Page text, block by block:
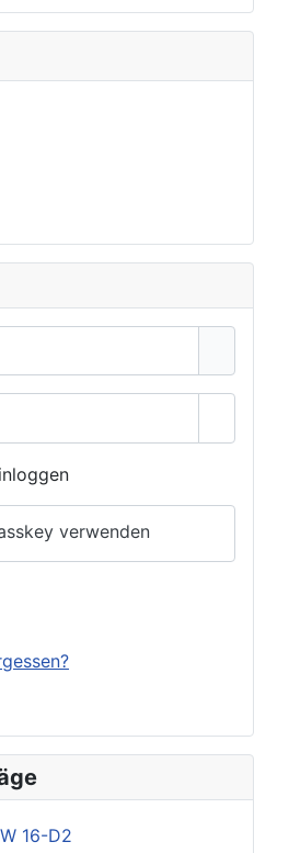
verwenden
16-D2